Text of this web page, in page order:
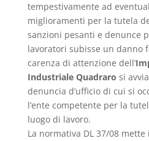
tempestivamente ad
miglioramenti per la tutela
sanzioni pesanti e denunce
lavoratori subisse un danno
carenza di attenzione dell’
Industriale Quadraro si
denuncia d’ufficio di cui si
l’ente competente per la
luogo di lavoro.
La normativa DL 37/08